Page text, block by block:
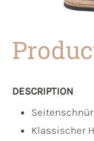
DESCRIPTION
Klassischer